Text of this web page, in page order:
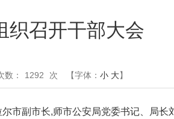
织召开干部大会
数： 1292 次 【字体： 小 大】
市副市长,师市公安局党委书记、局长